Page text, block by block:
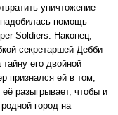
уничтожение
помощь
Soldiers. Наконец,
секретаршей Дебби
его двойной
признался ей в том,
разыгрывает, чтобы и
город на